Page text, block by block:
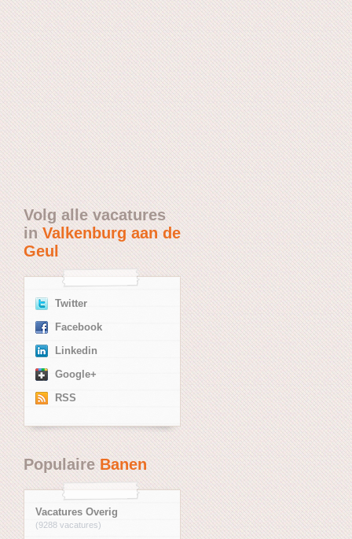
Volg alle vacatures
inValkenburg aan de
Geul
Twitter
Facebook
Linkedin
Google+
RSS
PopulaireBanen
Vacatures Overig
(9288 vacatures)